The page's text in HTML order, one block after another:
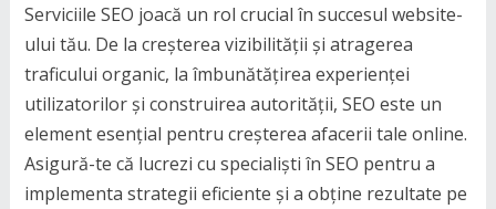
Serviciile SEO joacă un rol crucial în succesul website-
ului tău. De la creșterea vizibilității și atragerea
traficului organic, la îmbunătățirea experienței
utilizatorilor și construirea autorității, SEO este un
element esențial pentru creșterea afacerii tale online.
Asigură-te că lucrezi cu specialiști în SEO pentru a
implementa strategii eficiente și a obține rezultate pe